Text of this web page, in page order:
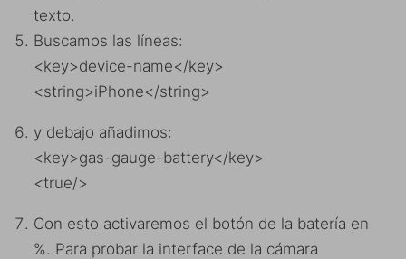
texto.
Buscamos las líneas:
<key>device-name</key>
<string>iPhone</string>
y debajo añadimos:
<key>gas-gauge-battery</key>
<true/>
Con esto activaremos el botón de la batería en
%. Para probar la interface de la cámara